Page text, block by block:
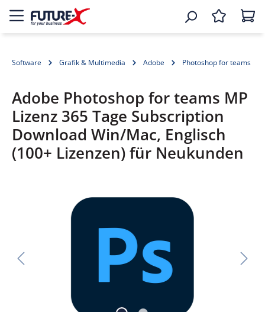
Software Grafik & Multimedia Adobe Photoshop for teams
Adobe Photoshop for teams MP
Lizenz 365 Tage Subscription
Download Win/Mac, Englisch
(100+ Lizenzen) für Neukunden
Bildergalerie überspringen